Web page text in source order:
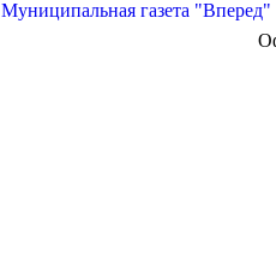
Муниципальная газета "Вперед"